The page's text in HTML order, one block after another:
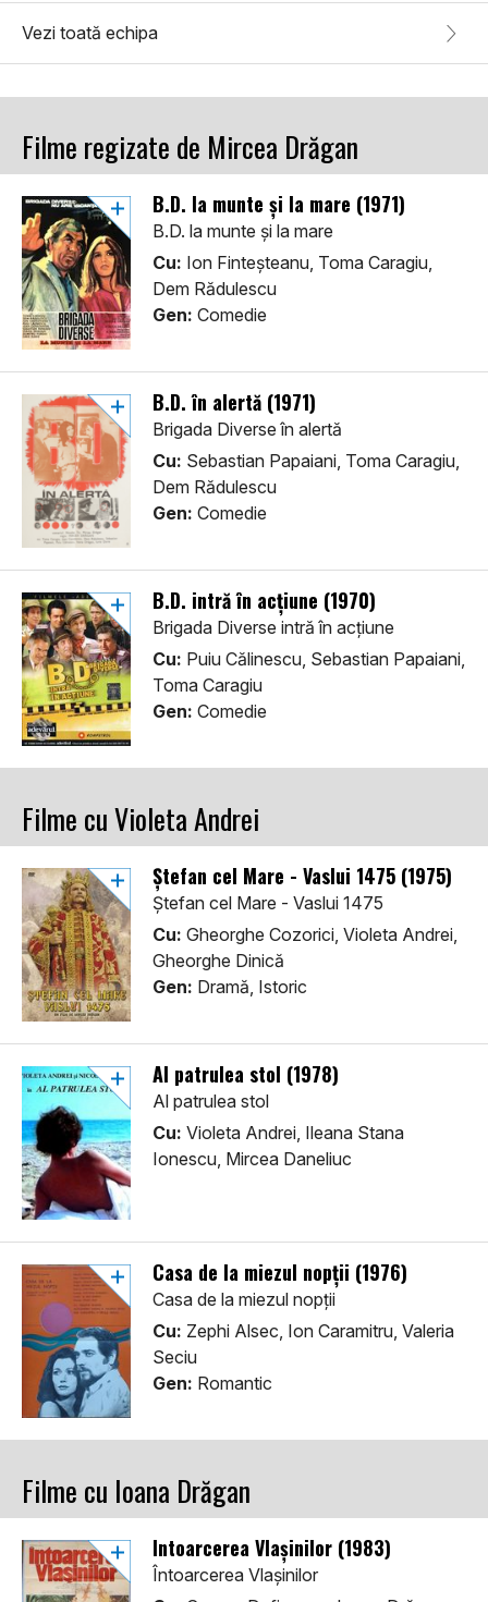
Vezi toată echipa
Filme regizate de Mircea Drăgan
B.D. la munte și la mare (1971)
B.D. la munte și la mare
Cu: Ion Finteșteanu, Toma Caragiu,
Dem Rădulescu
Gen: Comedie
B.D. în alertă (1971)
Brigada Diverse în alertă
Cu: Sebastian Papaiani, Toma Caragiu,
Dem Rădulescu
Gen: Comedie
B.D. intră în acțiune (1970)
Brigada Diverse intră în acțiune
Cu: Puiu Călinescu, Sebastian Papaiani,
Toma Caragiu
Gen: Comedie
Filme cu Violeta Andrei
Ștefan cel Mare - Vaslui 1475 (1975)
Ștefan cel Mare - Vaslui 1475
Cu: Gheorghe Cozorici, Violeta Andrei,
Gheorghe Dinică
Gen: Dramă, Istoric
Al patrulea stol (1978)
Al patrulea stol
Cu: Violeta Andrei, Ileana Stana
Ionescu, Mircea Daneliuc
Casa de la miezul nopții (1976)
Casa de la miezul nopții
Cu: Zephi Alsec, Ion Caramitru, Valeria
Seciu
Gen: Romantic
Filme cu Ioana Drăgan
Întoarcerea Vlașinilor (1983)
Întoarcerea Vlașinilor